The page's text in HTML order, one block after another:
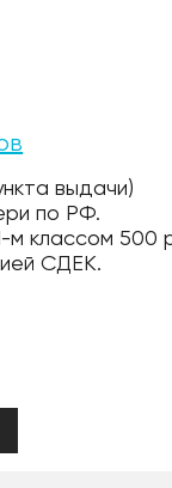
выдачи)
по РФ.
классом 500
СДЕК.